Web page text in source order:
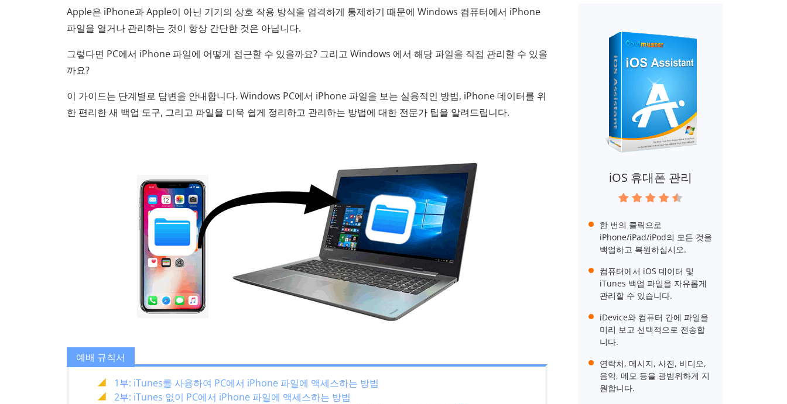
Apple은 iPhone과 Apple이 아닌 기기의 상호 작용 방식을 엄격하게 통제하기 때문에 Windows 컴퓨터에서 iPhone
파일을 열거나 관리하는 것이 항상 간단한 것은 아닙니다.
그렇다면 PC에서 iPhone 파일에 어떻게 접근할 수 있을까요? 그리고 Windows 에서 해당 파일을 직접 관리할 수 있을
까요?
이 가이드는 단계별로 답변을 안내합니다. Windows PC에서 iPhone 파일을 보는 실용적인 방법, iPhone 데이터를 위
한 편리한 새 백업 도구, 그리고 파일을 더욱 쉽게 정리하고 관리하는 방법에 대한 전문가 팁을 알려드립니다.
예배 규칙서
1부: iTunes를 사용하여 PC에서 iPhone 파일에 액세스하는 방법
2부: iTunes 없이 PC에서 iPhone 파일에 액세스하는 방법
iOS 휴대폰 관리
한 번의 클릭으로
iPhone/iPad/iPod의 모든 것을
백업하고 복원하십시오.
컴퓨터에서 iOS 데이터 및
iTunes 백업 파일을 자유롭게
관리할 수 있습니다.
iDevice와 컴퓨터 간에 파일을
미리 보고 선택적으로 전송합
니다.
연락처, 메시지, 사진, 비디오,
음악, 메모 등을 광범위하게 지
원합니다.